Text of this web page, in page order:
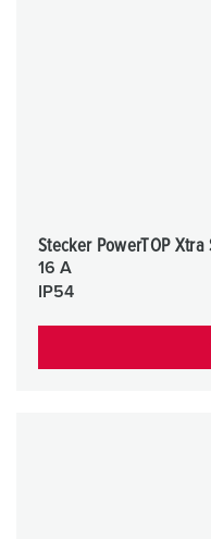
Stecker PowerTOP Xtra
16 A
IP54